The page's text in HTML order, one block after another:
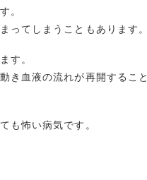
。
ってしまうこともあります。
す。
き血液の流れが再開するこ
も怖い病気です。